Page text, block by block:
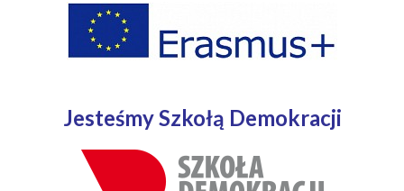
Jesteśmy Szkołą Demokracji